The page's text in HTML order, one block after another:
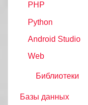
PHP
Python
Android Studio
Web
Библиотеки
Базы данных